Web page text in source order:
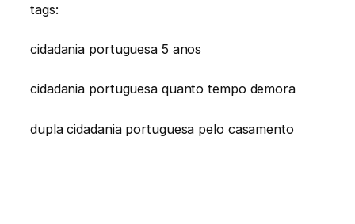
tags:
cidadania portuguesa 5 anos
cidadania portuguesa quanto tempo demora
dupla cidadania portuguesa pelo casamento